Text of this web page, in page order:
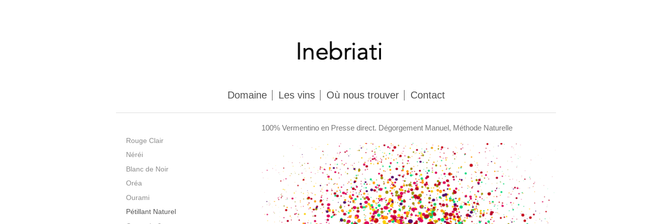
Domaine Les vins Où nous trouver Contact
100% Vermentino en Presse direct. Dégorgement Manuel, Méthode Naturelle
Rouge Clair
Néréi
Blanc de Noir
Oréa
Ourami
Pétillant Naturel